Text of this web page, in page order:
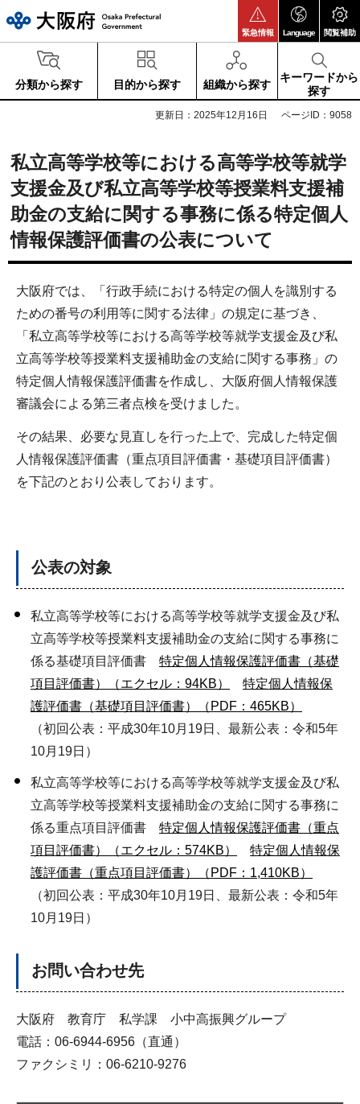
緊急情報 Language 閲覧補助
分類から探す 目的から探す 組織から探す
キーワードから
探す
更新日：2025年12月16日 ページID：9058
私立高等学校等における高等学校等就学
支援金及び私立高等学校等授業料支援補
助金の支給に関する事務に係る特定個人
情報保護評価書の公表について
大阪府では、「行政手続における特定の個人を識別する
ための番号の利用等に関する法律」の規定に基づき、
「私立高等学校等における高等学校等就学支援金及び私
立高等学校等授業料支援補助金の支給に関する事務」の
特定個人情報保護評価書を作成し、大阪府個人情報保護
審議会による第三者点検を受けました。
その結果、必要な見直しを行った上で、完成した特定個
人情報保護評価書（重点項目評価書・基礎項目評価書）
を下記のとおり公表しております。
公表の対象
私立高等学校等における高等学校等就学支援金及び私
立高等学校等授業料支援補助金の支給に関する事務に
係る基礎項目評価書 特定個人情報保護評価書（基礎
項目評価書）（エクセル：94KB）
特定個人情報保
護評価書（基礎項目評価書）（PDF：465KB）
（初回公表：平成30年10月19日、最新公表：令和5年
10月19日）
私立高等学校等における高等学校等就学支援金及び私
立高等学校等授業料支援補助金の支給に関する事務に
係る重点項目評価書 特定個人情報保護評価書（重点
項目評価書）（エクセル：574KB）
特定個人情報保
護評価書（重点項目評価書）（PDF：1,410KB）
（初回公表：平成30年10月19日、最新公表：令和5年
10月19日）
お問い合わせ先
大阪府 教育庁 私学課 小中高振興グループ
電話：06-6944-6956（直通）
ファクシミリ：06-6210-9276